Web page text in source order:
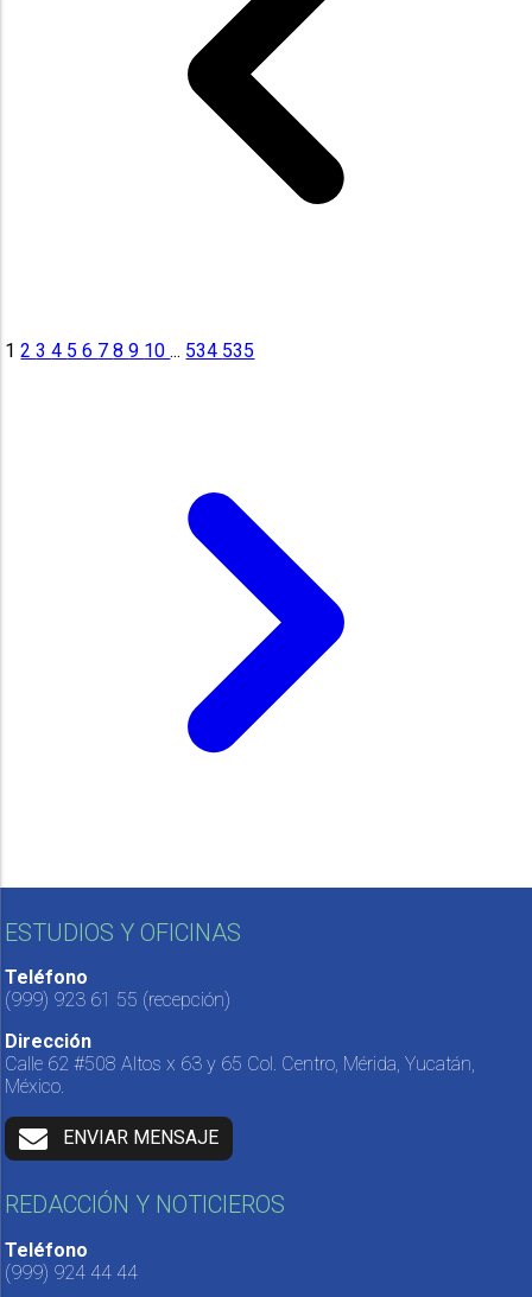
1 234 56 789 10... 534 535
ESTUDIOS Y OFICINAS
Teléfono
(999) 923 61 55 (recepción)
Dirección
Calle 62 #508 Altos x 63 y 65 Col. Centro, Mérida, Yucatán,
México.
ENVIAR MENSAJE
REDACCIÓN Y NOTICIEROS
Teléfono
(999) 924 44 44